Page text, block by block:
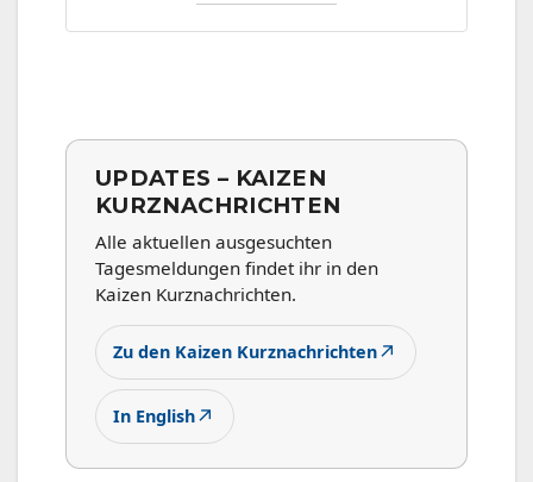
UPDATES – KAIZEN
KURZNACHRICHTEN
Alle aktuellen ausgesuchten
Tagesmeldungen findet ihr in den
Kaizen Kurznachrichten.
Zu den Kaizen Kurznachrichten↗
In English↗